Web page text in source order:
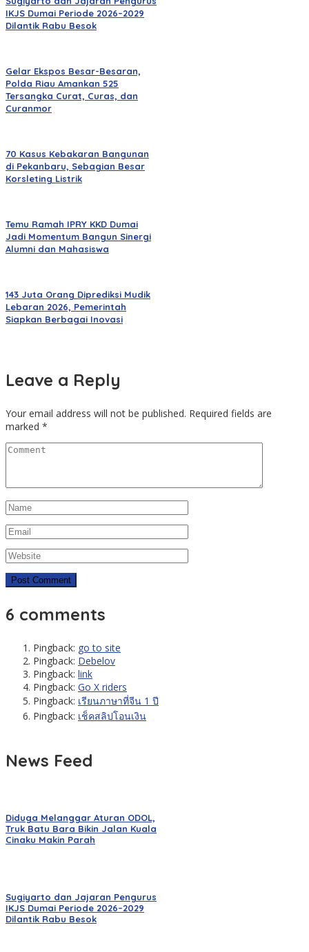
IKJS Dumai Periode 2026–2029
Dilantik Rabu Besok
Gelar Ekspos Besar-Besaran,
Polda Riau Amankan 525
Tersangka Curat, Curas, dan
Curanmor
70 Kasus Kebakaran Bangunan
di Pekanbaru, Sebagian Besar
Korsleting Listrik
Temu Ramah IPRY KKD Dumai
Jadi Momentum Bangun Sinergi
Alumni dan Mahasiswa
143 Juta Orang Diprediksi Mudik
Lebaran 2026, Pemerintah
Siapkan Berbagai Inovasi
Leave a Reply
Your email address will not be published. Required fields are
marked *
6 comments
Pingback: go to site
Pingback: Debelov
Pingback: link
Pingback: Go X riders
Pingback: เรียนภาษาที่จีน 1 ปี
Pingback: เช็คสลิปโอนเงิน
News Feed
Diduga Melanggar Aturan ODOL,
Truk Batu Bara Bikin Jalan Kuala
Cinaku Makin Parah
Sugiyarto dan Jajaran Pengurus
IKJS Dumai Periode 2026–2029
Dilantik Rabu Besok